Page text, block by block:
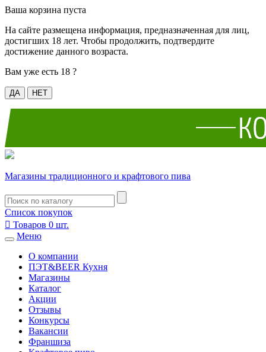
Ваша корзина пуста
На сайте размещена информация, предназначенная для лиц,
достигших 18 лет. Чтобы продолжить, подтвердите
достижение данного возраста.
Вам уже есть 18 ?
ДА НЕТ
Магазины традиционного и крафтового пива
Список покупок
 Товаров 0 шт.
Меню
О компании
ПЭТ&BEER Кухня
Магазины
Каталог
Акции
Отзывы
Конкурсы
Вакансии
Франшиза